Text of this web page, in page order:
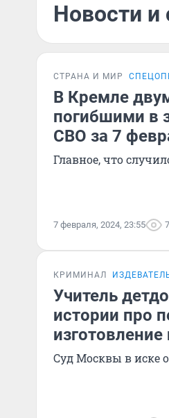
Новости и
СТРАНА И МИР
В Кремле
погибшими в
СВО за 7
Главное, что
7 февраля, 2024, 23:55
КРИМИНАЛ
Учитель
истории про
Суд Москвы в иске